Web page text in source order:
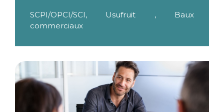
SCPI/OPCI/SCI, Usufruit , Baux
commerciaux